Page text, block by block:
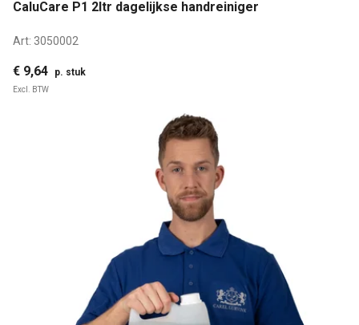
CaluCare P1 2ltr dagelijkse handreiniger
Art: 3050002
€ 9,64 p. stuk
Excl. BTW